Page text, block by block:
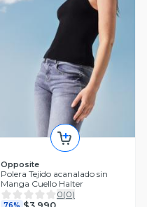
Opposite
Polera Tejido acanalado sin
Manga Cuello Halter
0(0)
76%